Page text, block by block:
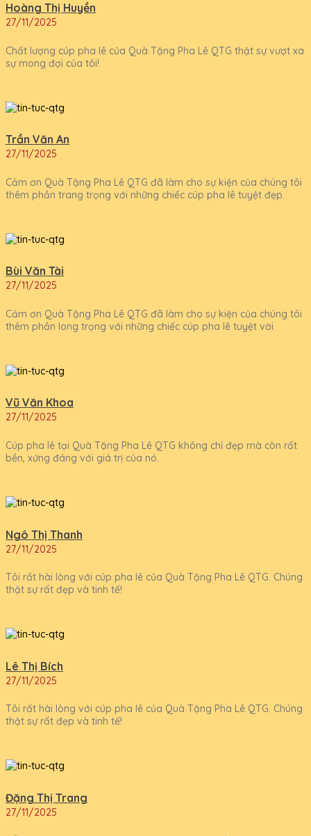
Hoàng Thị Huyền
27/11/2025
Chất lượng cúp pha lê của Quà Tặng Pha Lê QTG thật sự vượt xa
sự mong đợi của tôi!
Trần Văn An
27/11/2025
Cảm ơn Quà Tặng Pha Lê QTG đã làm cho sự kiện của chúng tôi
thêm phần trang trọng với những chiếc cúp pha lê tuyệt đẹp.
Bùi Văn Tài
27/11/2025
Cảm ơn Quà Tặng Pha Lê QTG đã làm cho sự kiện của chúng tôi
thêm phần long trọng với những chiếc cúp pha lê tuyệt vời.
Vũ Văn Khoa
27/11/2025
Cúp pha lê tại Quà Tặng Pha Lê QTG không chỉ đẹp mà còn rất
bền, xứng đáng với giá trị của nó.
Ngô Thị Thanh
27/11/2025
Tôi rất hài lòng với cúp pha lê của Quà Tặng Pha Lê QTG. Chúng
thật sự rất đẹp và tinh tế!
Lê Thị Bích
27/11/2025
Tôi rất hài lòng với cúp pha lê của Quà Tặng Pha Lê QTG. Chúng
thật sự rất đẹp và tinh tế!
Đặng Thị Trang
27/11/2025